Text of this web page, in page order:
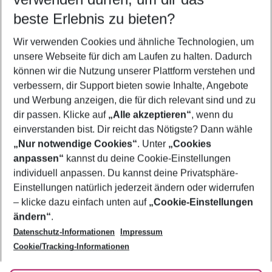
5-8 Nächte
2 Erwachsene Keine Kinder
Mehr Filter anzeigen
Footer
Footer navigation
Über uns
AGB
Bestpreisgarantie
Cookie-Einstellungen ändern
Cookie-Richtlinie
Agenturbetreuung
Barrierefreies Reisen
Folge uns
beste Erlebnis zu bieten?
Wir verwenden Cookies und ähnliche Technologien, um
unsere Webseite für dich am Laufen zu halten. Dadurch
können wir die Nutzung unserer Plattform verstehen und
verbessern, dir Support bieten sowie Inhalte, Angebote
und Werbung anzeigen, die für dich relevant sind und zu
dir passen. Klicke auf „Alle akzeptieren“, wenn du
einverstanden bist. Dir reicht das Nötigste? Dann wähle
„Nur notwendige Cookies“. Unter „Cookies
anpassen“ kannst du deine Cookie-Einstellungen
individuell anpassen. Du kannst deine Privatsphäre-
Einstellungen natürlich jederzeit ändern oder widerrufen
– klicke dazu einfach unten auf „Cookie-Einstellungen
ändern“.
Datenschutz-Informationen
Impressum
Cookie/Tracking-Informationen